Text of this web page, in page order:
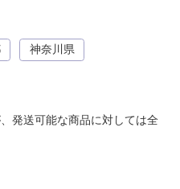
神奈川県
発送可能な商品に対しては全